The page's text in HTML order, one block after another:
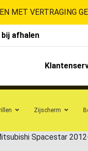
MET VERTRAGING
afhalen
Zijscherm
Spacestar